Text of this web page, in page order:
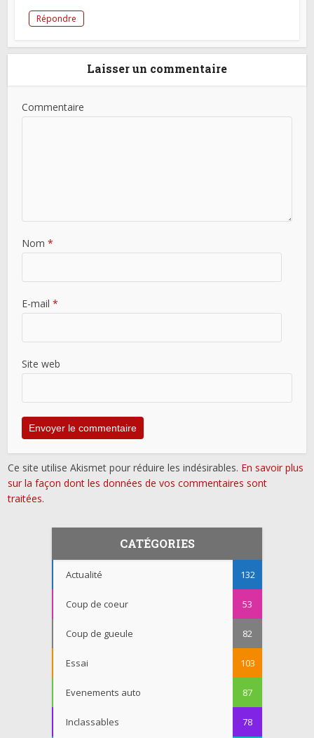
Répondre
Laisser un commentaire
Commentaire
Nom*
E-mail*
Site web
Ce site utilise Akismet pour réduire les indésirables. En savoir plus
sur la façon dont les données de vos commentaires sont
traitées.
CATÉGORIES
Actualité 132
Coup de coeur 53
Coup de gueule 82
Essai 103
Evenements auto 87
Inclassables 78